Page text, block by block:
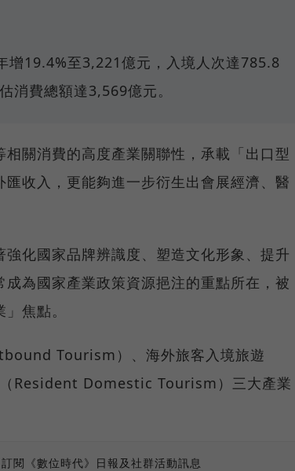
增19.4%至3,221億元，入境人次達785.8
消費總額達3,569億元。
關消費的高度產業關聯性，承載「出口型
收入，更能夠進一步衍生出會展經濟、醫
化國家品牌辨識度、塑造文化形象、提升
為國家產業政策資源挹注的重點所在，被
焦點。
Tourism）、海外旅客入境旅遊
Resident Domestic Tourism）三大產業
閱《數位時代》日報及社群活動訊息